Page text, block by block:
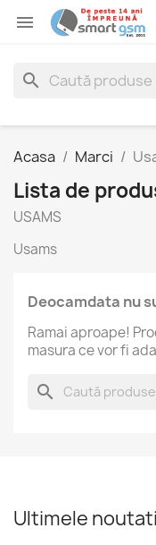

search
Acasa Marci
Lista de
USAMS
Usams
Deocamdata nu
Ramai aproape!
masura ce vor fi
search
Ultimele